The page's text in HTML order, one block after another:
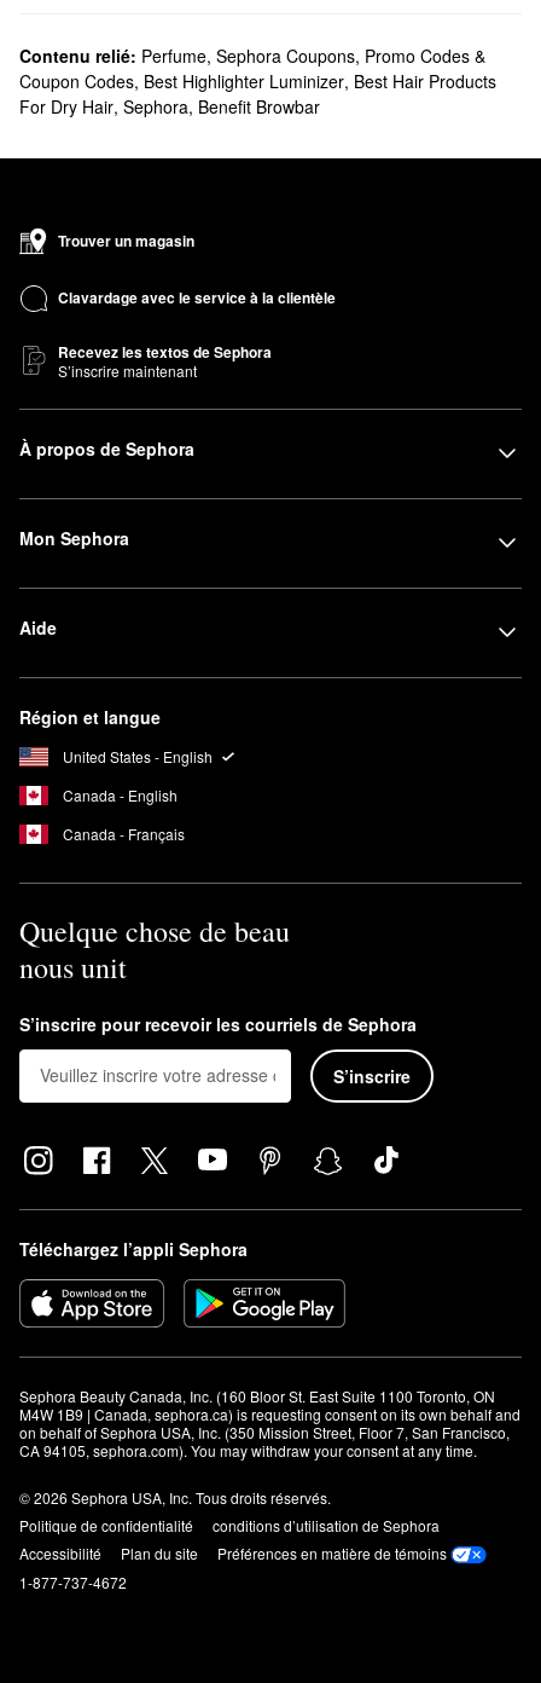
Contenu relié: Perfume, Sephora Coupons, Promo Codes &
Coupon Codes, Best Highlighter Luminizer, Best Hair Products
For Dry Hair, Sephora, Benefit Browbar
Trouver un magasin
Clavardage avec le service à la clientèle
Recevez les textos de Sephora
S’inscrire maintenant
À propos de Sephora
Mon Sephora
Aide
Région et langue
United States - English
Canada - English
Canada - Français
Quelque chose de beau
nous unit
S’inscrire pour recevoir les courriels de Sephora
S’inscrire
Téléchargez l’appli Sephora
Sephora Beauty Canada, Inc. (160 Bloor St. East Suite 1100 Toronto, ON
M4W 1B9 | Canada, sephora.ca) is requesting consent on its own behalf and
on behalf of Sephora USA, Inc. (350 Mission Street, Floor 7, San Francisco,
CA 94105, sephora.com). You may withdraw your consent at any time.
© 2026 Sephora USA, Inc. Tous droits réservés.
Politique de confidentialité
conditions d’utilisation de Sephora
Accessibilité
Plan du site
Préférences en matière de témoins
1-877-737-4672